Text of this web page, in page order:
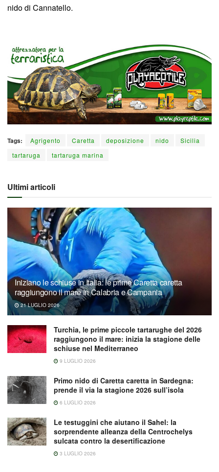
nido di Cannatello.
Tags: Agrigento Caretta deposizione nido
Sicilia
tartaruga
tartaruga marina
Ultimi articoli
Iniziano le schiuse in Italia: le prime Caretta caretta
raggiungono il mare in Calabria e Campania
21 LUGLIO 2026
Turchia, le prime piccole tartarughe del 2026
raggiungono il mare: inizia la stagione delle
schiuse nel Mediterraneo
9 LUGLIO 2026
Primo nido di Caretta caretta in Sardegna:
prende il via la stagione 2026 sull’isola
6 LUGLIO 2026
Le testuggini che aiutano il Sahel: la
sorprendente alleanza della Centrochelys
sulcata contro la desertificazione
3 LUGLIO 2026